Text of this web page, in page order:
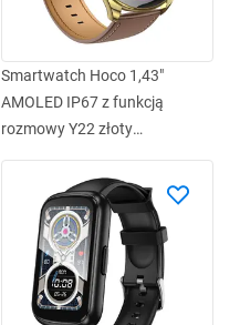
Smartwatch Hoco 1,43"
AMOLED IP67 z funkcją
rozmowy Y22 złoty